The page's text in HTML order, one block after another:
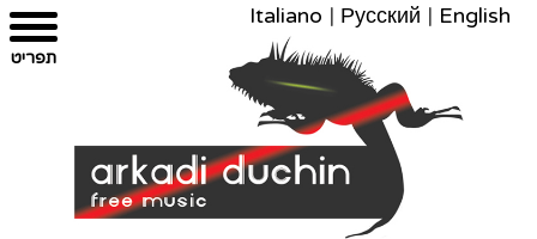
מפת
הצהרת
עבור
צרו
English
|
Русский
|
Italiano
תפריט